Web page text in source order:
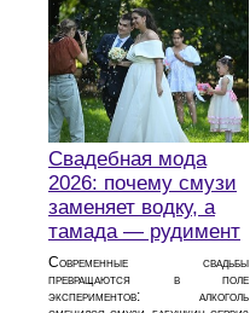
Свадебная мода
2026: почему смузи
заменяет водку, а
тамада — рудимент
Современные свадьбы
превращаются в поле
экспериментов: алкоголь